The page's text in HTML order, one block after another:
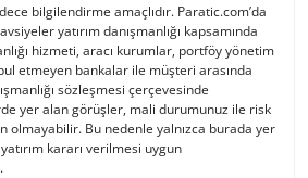
bilgilendirme amaçlıdır. Paratic.com’da
yatırım danışmanlığı kapsamında
hizmeti, aracı kurumlar, portföy yönetim
etmeyen bankalar ile müşteri arasında
sözleşmesi çerçevesinde
yer alan görüşler, mali durumunuz ile risk
olmayabilir. Bu nedenle yalnızca burada yer
kararı verilmesi uygun